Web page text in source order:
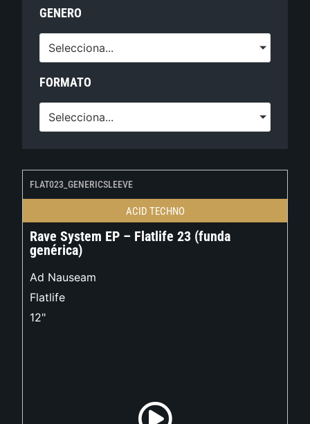
GENERO
Selecciona...
FORMATO
Selecciona...
FLAT023_GENERICSLEEVE
ACID TECHNO
Rave System EP – Flatlife 23 (funda
genérica)
Ad Nauseam
Flatlife
12"